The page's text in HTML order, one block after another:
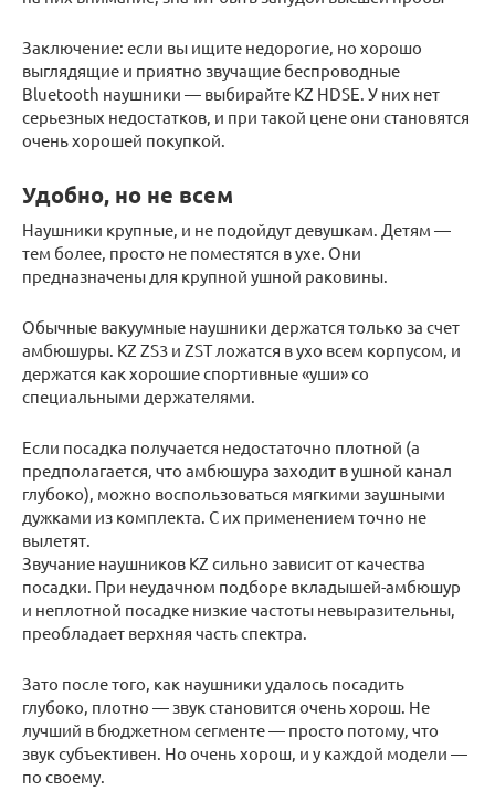
Заключение: если вы ищите недорогие, но хорошо
выглядящие и приятно звучащие беспроводные
Bluetooth наушники — выбирайте KZ HDSE. У них нет
серьезных недостатков, и при такой цене они становятся
очень хорошей покупкой.
Удобно, но не всем
Наушники крупные, и не подойдут девушкам. Детям —
тем более, просто не поместятся в ухе. Они
предназначены для крупной ушной раковины.
Обычные вакуумные наушники держатся только за счет
амбюшуры. KZ ZS3 и ZST ложатся в ухо всем корпусом, и
держатся как хорошие спортивные «уши» со
специальными держателями.
Если посадка получается недостаточно плотной (а
предполагается, что амбюшура заходит в ушной канал
глубоко), можно воспользоваться мягкими заушными
дужками из комплекта. С их применением точно не
вылетят.
Звучание наушников KZ сильно зависит от качества
посадки. При неудачном подборе вкладышей-амбюшур
и неплотной посадке низкие частоты невыразительны,
преобладает верхняя часть спектра.
Зато после того, как наушники удалось посадить
глубоко, плотно — звук становится очень хорош. Не
лучший в бюджетном сегменте — просто потому, что
звук субъективен. Но очень хорош, и у каждой модели —
по своему.